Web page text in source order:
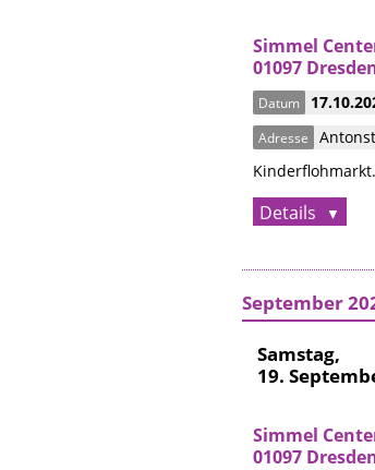
Simmel
01097
Datum
Adresse
Details
September
Samstag,
19.
Simmel
01097